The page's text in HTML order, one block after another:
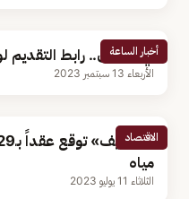
أخبار الساعة
في 9 مدن.. رابط التقديم لوظائف شركة المياه الوطنية
الأربعاء 13 سبتمبر 2023
الاقتصاد
مياه
الثلاثاء 11 يوليو 2023